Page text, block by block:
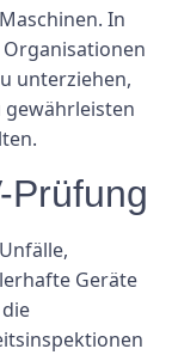
In
unterziehen,
Prüfung
Geräte